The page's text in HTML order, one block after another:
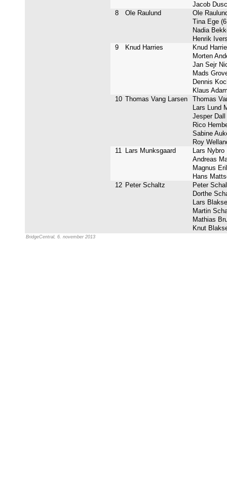
Jacob
8
Ole Raulund
Ole
Tina Ege
Nadia
Henrik
9
Knud Harries
Knud
Morten
Jan Sejr
Mads
Dennis
Klaus
10 Thomas Vang Larsen
Thomas
Lars Lund
Jesper Dall
Rico
Sabine
Roy
11 Lars Munksgaard
Lars Nybro
Andreas
Magnus
Hans
12 Peter Schaltz
Peter
Dorthe
Lars
Martin
Mathias
Knut
BridgeCentral, 6. november 2013